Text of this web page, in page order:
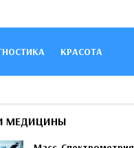
КРАСОТА
МЕДИЦИНЫ